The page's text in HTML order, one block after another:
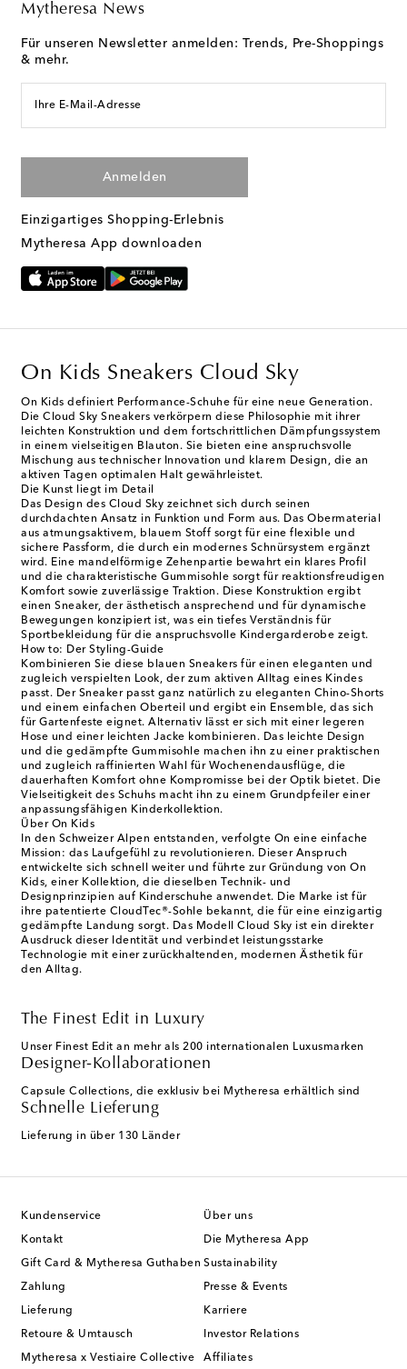
Mytheresa News
Für unseren Newsletter anmelden: Trends, Pre-Shoppings
& mehr.
Ihre E-Mail-Adresse
Anmelden
Einzigartiges Shopping-Erlebnis
Mytheresa App downloaden
On Kids Sneakers Cloud Sky
On Kids definiert Performance-Schuhe für eine neue Generation.
Die Cloud Sky Sneakers verkörpern diese Philosophie mit ihrer
leichten Konstruktion und dem fortschrittlichen Dämpfungssystem
in einem vielseitigen Blauton. Sie bieten eine anspruchsvolle
Mischung aus technischer Innovation und klarem Design, die an
aktiven Tagen optimalen Halt gewährleistet.
Die Kunst liegt im Detail
Das Design des Cloud Sky zeichnet sich durch seinen
durchdachten Ansatz in Funktion und Form aus. Das Obermaterial
aus atmungsaktivem, blauem Stoff sorgt für eine flexible und
sichere Passform, die durch ein modernes Schnürsystem ergänzt
wird. Eine mandelförmige Zehenpartie bewahrt ein klares Profil
und die charakteristische Gummisohle sorgt für reaktionsfreudigen
Komfort sowie zuverlässige Traktion. Diese Konstruktion ergibt
einen Sneaker, der ästhetisch ansprechend und für dynamische
Bewegungen konzipiert ist, was ein tiefes Verständnis für
Sportbekleidung für die anspruchsvolle Kindergarderobe zeigt.
How to: Der Styling-Guide
Kombinieren Sie diese blauen Sneakers für einen eleganten und
zugleich verspielten Look, der zum aktiven Alltag eines Kindes
passt. Der Sneaker passt ganz natürlich zu eleganten Chino-Shorts
und einem einfachen Oberteil und ergibt ein Ensemble, das sich
für Gartenfeste eignet. Alternativ lässt er sich mit einer legeren
Hose und einer leichten Jacke kombinieren. Das leichte Design
und die gedämpfte Gummisohle machen ihn zu einer praktischen
und zugleich raffinierten Wahl für Wochenendausflüge, die
dauerhaften Komfort ohne Kompromisse bei der Optik bietet. Die
Vielseitigkeit des Schuhs macht ihn zu einem Grundpfeiler einer
anpassungsfähigen Kinderkollektion.
Über On Kids
In den Schweizer Alpen entstanden, verfolgte On eine einfache
Mission: das Laufgefühl zu revolutionieren. Dieser Anspruch
entwickelte sich schnell weiter und führte zur Gründung von On
Kids, einer Kollektion, die dieselben Technik- und
Designprinzipien auf Kinderschuhe anwendet. Die Marke ist für
ihre patentierte CloudTec®-Sohle bekannt, die für eine einzigartig
gedämpfte Landung sorgt. Das Modell Cloud Sky ist ein direkter
Ausdruck dieser Identität und verbindet leistungsstarke
Technologie mit einer zurückhaltenden, modernen Ästhetik für
den Alltag.
The Finest Edit in Luxury
Unser Finest Edit an mehr als 200 internationalen Luxusmarken
Designer-Kollaborationen
Capsule Collections, die exklusiv bei Mytheresa erhältlich sind
Schnelle Lieferung
Lieferung in über 130 Länder
Kundenservice
Kontakt
Gift Card & Mytheresa Guthaben
Zahlung
Lieferung
Retoure & Umtausch
Mytheresa x Vestiaire Collective
Über uns
Die Mytheresa App
Sustainability
Presse & Events
Karriere
Investor Relations
Affiliates